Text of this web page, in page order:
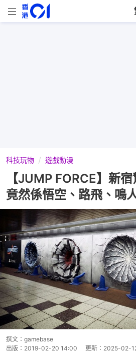
科技玩物 遊戲動漫
【JUMP FORCE】新
竟然係悟空、路飛、鳴
撰文： gamebase
出版： 2019-02-20 14:00 更新： 2025-02-